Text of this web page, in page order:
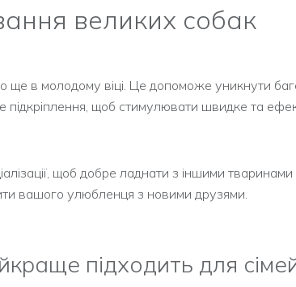
великих собак
ще в молодому віці. Це допоможе уникнути
підкріплення, щоб стимулювати швидке та
щоб добре ладнати з іншими
вашого улюбленця з новими друзями.
підходить для